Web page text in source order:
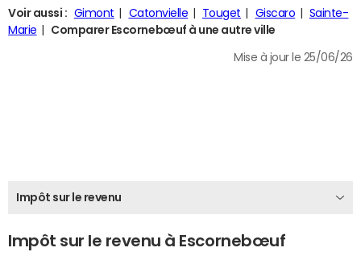
Voir aussi : Gimont Catonvielle Touget Giscaro
Sainte-
Marie
Comparer Escornebœuf à une autre ville
Mise à jour le 25/06/26
Impôt sur le revenu
Impôt sur le revenu à Escornebœuf